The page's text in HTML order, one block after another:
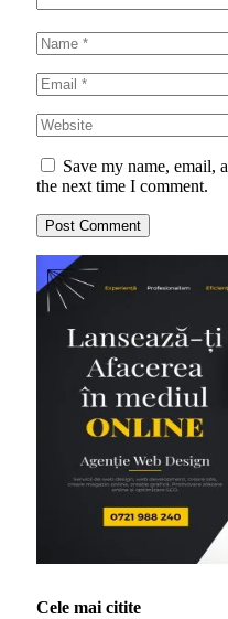
Save my name, email,
the next time I comment.
Cele mai citite